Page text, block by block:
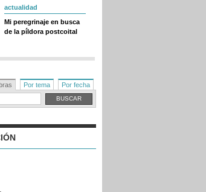
actualidad
Mi peregrinaje en busca
de la píldora postcoital
Por tema Por fecha